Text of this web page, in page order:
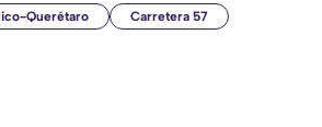
Querétaro
Carretera 57